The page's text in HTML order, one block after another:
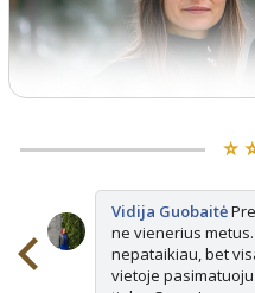
⭐️
Vidija Guobaitė
ne vienerius
nepataikiau, bet
vietoje